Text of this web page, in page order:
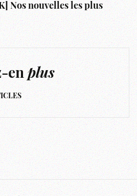
Nos nouvelles les plus
enplus